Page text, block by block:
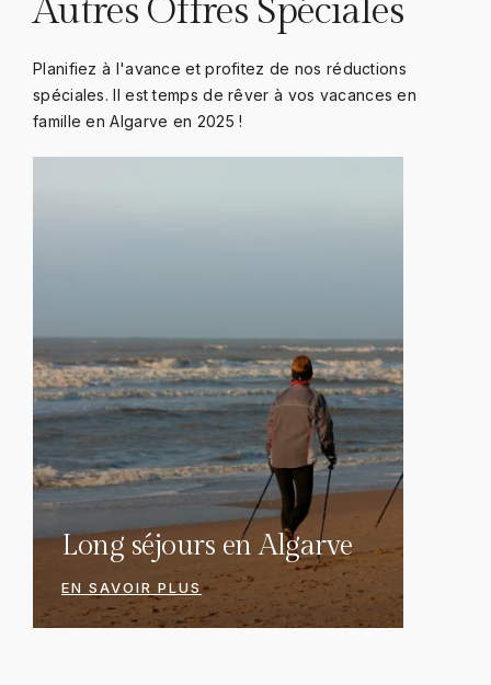
Autres Offres Spéciales
Planifiez à l'avance et profitez de nos réductions
spéciales. Il est temps de rêver à vos vacances en
famille en Algarve en 2025 !
Long séjours en Algarve
EN SAVOIR PLUS